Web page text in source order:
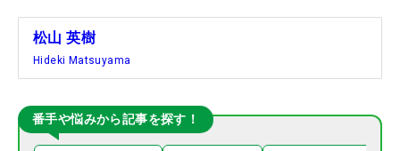
松山 英樹
Hideki Matsuyama
番手や悩みから記事を探す！